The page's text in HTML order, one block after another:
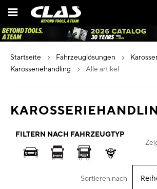
Inhalt
startseite fahrzeuglösungen
karosseriehandling
alle artikel
FILTERN NACH FAHRZEUGTYP
Sortieren nach